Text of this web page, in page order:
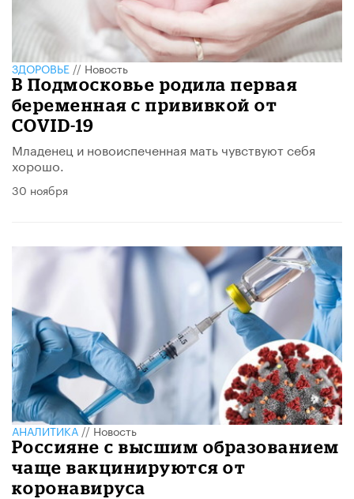
ЗДОРОВЬЕ// Новость
В Подмосковье родила первая
беременная с прививкой от
COVID-19
Младенец и новоиспеченная мать чувствуют себя
хорошо.
30 ноября
АНАЛИТИКА//Новость
Россияне с высшим образованием
чаще вакцинируются от
коронавируса